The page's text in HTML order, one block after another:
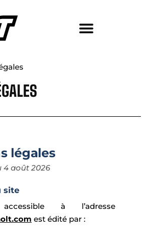
légales
4 août 2026
site
à l’adresse
est édité par :